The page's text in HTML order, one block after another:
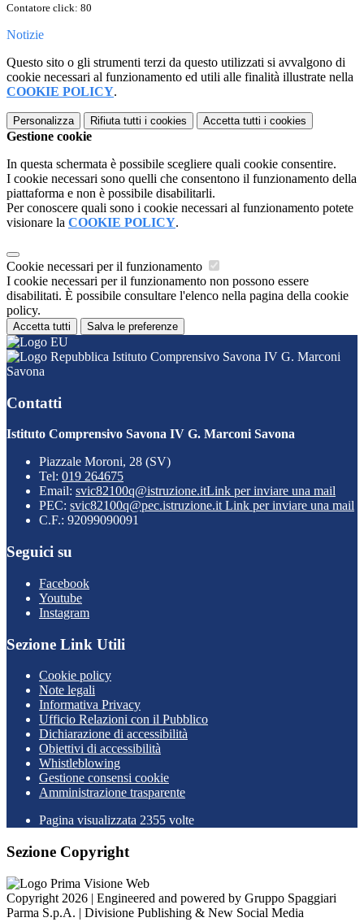
Contatore click: 80
Notizie
Questo sito o gli strumenti terzi da questo utilizzati si avvalgono di
cookie necessari al funzionamento ed utili alle finalità illustrate nella
COOKIE POLICY.
Personalizza Rifiuta tutti i cookies Accetta tutti i cookies
Gestione cookie
In questa schermata è possibile scegliere quali cookie consentire.
I cookie necessari sono quelli che consentono il funzionamento della
piattaforma e non è possibile disabilitarli.
Per conoscere quali sono i cookie necessari al funzionamento potete
visionare la COOKIE POLICY.
Cookie necessari per il funzionamento
I cookie necessari per il funzionamento non possono essere
disabilitati. È possibile consultare l'elenco nella pagina della cookie
policy.
Accetta tutti Salva le preferenze
Istituto Comprensivo Savona IV G. Marconi
Savona
Contatti
Istituto Comprensivo Savona IV G. Marconi Savona
Piazzale Moroni, 28 (SV)
Tel: 019 264675
Email: svic82100q@istruzione.itLink per inviare una mail
PEC: svic82100q@pec.istruzione.itLink per inviare una mail
C.F.: 92099090091
Seguici su
Facebook
Youtube
Instagram
Sezione Link Utili
Cookie policy
Note legali
Informativa Privacy
Ufficio Relazioni con il Pubblico
Dichiarazione di accessibilità
Obiettivi di accessibilità
Whistleblowing
Gestione consensi cookie
Amministrazione trasparente
Pagina visualizzata 2355 volte
Sezione Copyright
Copyright 2026 | Engineered and powered by Gruppo Spaggiari
Parma S.p.A. | Divisione Publishing & New Social Media